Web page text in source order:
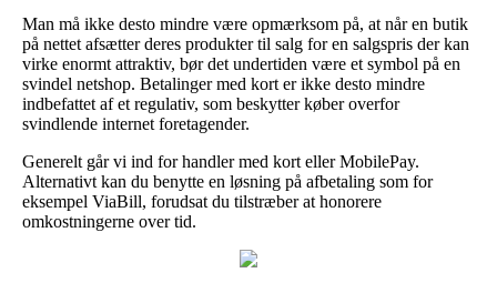
Man må ikke desto mindre være opmærksom på, at når en butik
på nettet afsætter deres produkter til salg for en salgspris der kan
virke enormt attraktiv, bør det undertiden være et symbol på en
svindel netshop. Betalinger med kort er ikke desto mindre
indbefattet af et regulativ, som beskytter køber overfor
svindlende internet foretagender.
Generelt går vi ind for handler med kort eller MobilePay.
Alternativt kan du benytte en løsning på afbetaling som for
eksempel ViaBill, forudsat du tilstræber at honorere
omkostningerne over tid.